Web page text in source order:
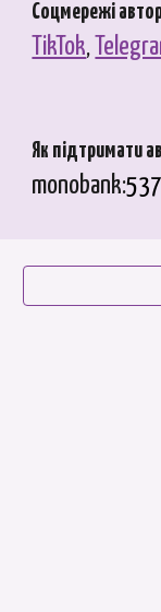
Соцмережі
TikTok,
Як підтримати
monobank: